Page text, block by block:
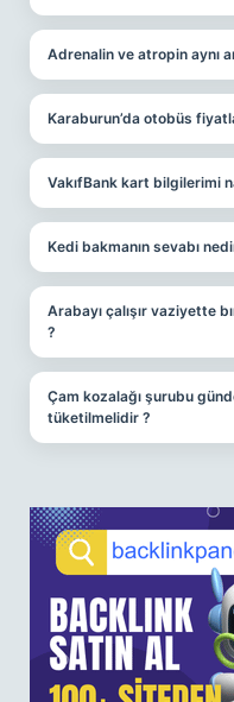
Adrenalin ve atropin aynı
Karaburun’da otobüs
VakıfBank kart bilgilerimi
Kedi bakmanın sevabı
Arabayı çalışır vaziyette
?
Çam kozalağı şurubu
tüketilmelidir ?